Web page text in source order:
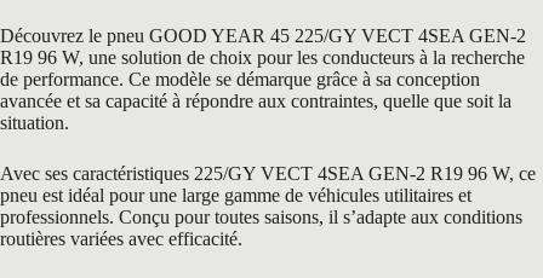
Découvrez le pneu GOOD YEAR 45 225/GY VECT 4SEA GEN-2
R19 96 W, une solution de choix pour les conducteurs à la recherche
de performance. Ce modèle se démarque grâce à sa conception
avancée et sa capacité à répondre aux contraintes, quelle que soit la
situation.
Avec ses caractéristiques 225/GY VECT 4SEA GEN-2 R19 96 W, ce
pneu est idéal pour une large gamme de véhicules utilitaires et
professionnels. Conçu pour toutes saisons, il s’adapte aux conditions
routières variées avec efficacité.